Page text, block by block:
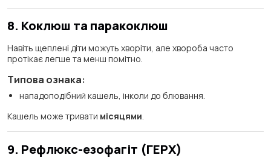
8. Коклюш та паракоклюш
Навіть щеплені діти можуть хворіти, але хвороба часто
протікає легше та менш помітно.
Типова ознака:
нападоподібний кашель, інколи до блювання.
Кашель може тривати місяцями
9. Рефлюкс-езофагіт (ГЕРХ)